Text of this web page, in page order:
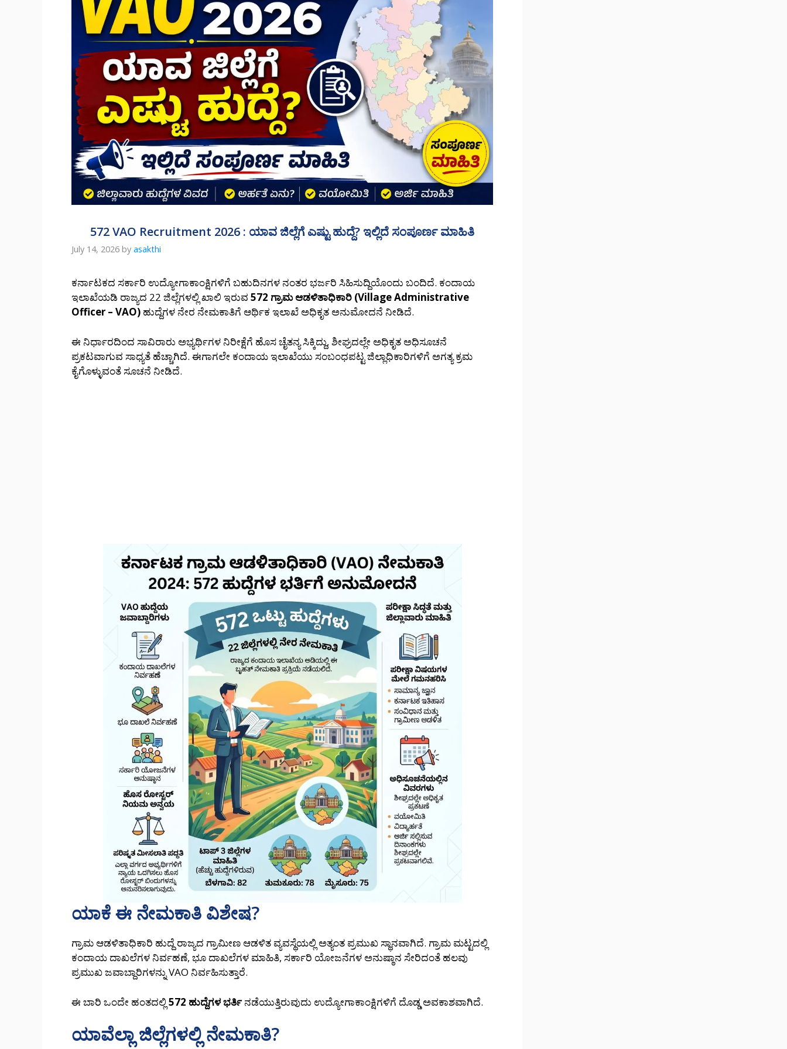
572 VAO Recruitment 2026 : ಯಾವ ಜಿಲ್ಲೆಗೆ ಎಷ್ಟು ಹುದ್ದೆ? ಇಲ್ಲಿದೆ ಸಂಪೂರ್ಣ ಮಾಹಿತಿ
July 14, 2026 by asakthi
ಕರ್ನಾಟಕದ ಸರ್ಕಾರಿ ಉದ್ಯೋಗಾಕಾಂಕ್ಷಿಗಳಿಗೆ ಬಹುದಿನಗಳ ನಂತರ ಭರ್ಜರಿ ಸಿಹಿಸುದ್ದಿಯೊಂದು ಬಂದಿದೆ. ಕಂದಾಯ
ಇಲಾಖೆಯಡಿ ರಾಜ್ಯದ 22 ಜಿಲ್ಲೆಗಳಲ್ಲಿ ಖಾಲಿ ಇರುವ 572 ಗ್ರಾಮ ಆಡಳಿತಾಧಿಕಾರಿ (Village Administrative
Officer – VAO) ಹುದ್ದೆಗಳ ನೇರ ನೇಮಕಾತಿಗೆ ಆರ್ಥಿಕ ಇಲಾಖೆ ಅಧಿಕೃತ ಅನುಮೋದನೆ ನೀಡಿದೆ.
ಈ ನಿರ್ಧಾರದಿಂದ ಸಾವಿರಾರು ಅಭ್ಯರ್ಥಿಗಳ ನಿರೀಕ್ಷೆಗೆ ಹೊಸ ಚೈತನ್ಯ ಸಿಕ್ಕಿದ್ದು, ಶೀಘ್ರದಲ್ಲೇ ಅಧಿಕೃತ ಅಧಿಸೂಚನೆ
ಪ್ರಕಟವಾಗುವ ಸಾಧ್ಯತೆ ಹೆಚ್ಚಾಗಿದೆ. ಈಗಾಗಲೇ ಕಂದಾಯ ಇಲಾಖೆಯು ಸಂಬಂಧಪಟ್ಟ ಜಿಲ್ಲಾಧಿಕಾರಿಗಳಿಗೆ ಅಗತ್ಯ ಕ್ರಮ
ಕೈಗೊಳ್ಳುವಂತೆ ಸೂಚನೆ ನೀಡಿದೆ.
ಯಾಕೆ ಈ ನೇಮಕಾತಿ ವಿಶೇಷ?
ಗ್ರಾಮ ಆಡಳಿತಾಧಿಕಾರಿ ಹುದ್ದೆ ರಾಜ್ಯದ ಗ್ರಾಮೀಣ ಆಡಳಿತ ವ್ಯವಸ್ಥೆಯಲ್ಲಿ ಅತ್ಯಂತ ಪ್ರಮುಖ ಸ್ಥಾನವಾಗಿದೆ. ಗ್ರಾಮ ಮಟ್ಟದಲ್ಲಿ
ಕಂದಾಯ ದಾಖಲೆಗಳ ನಿರ್ವಹಣೆ, ಭೂ ದಾಖಲೆಗಳ ಮಾಹಿತಿ, ಸರ್ಕಾರಿ ಯೋಜನೆಗಳ ಅನುಷ್ಠಾನ ಸೇರಿದಂತೆ ಹಲವು
ಪ್ರಮುಖ ಜವಾಬ್ದಾರಿಗಳನ್ನು VAO ನಿರ್ವಹಿಸುತ್ತಾರೆ.
ಈ ಬಾರಿ ಒಂದೇ ಹಂತದಲ್ಲಿ 572 ಹುದ್ದೆಗಳ ಭರ್ತಿನಡೆಯುತ್ತಿರುವುದು ಉದ್ಯೋಗಾಕಾಂಕ್ಷಿಗಳಿಗೆ ದೊಡ್ಡ ಅವಕಾಶವಾಗಿದೆ.
ಯಾವೆಲ್ಲಾ ಜಿಲ್ಲೆಗಳಲ್ಲಿ ನೇಮಕಾತಿ?